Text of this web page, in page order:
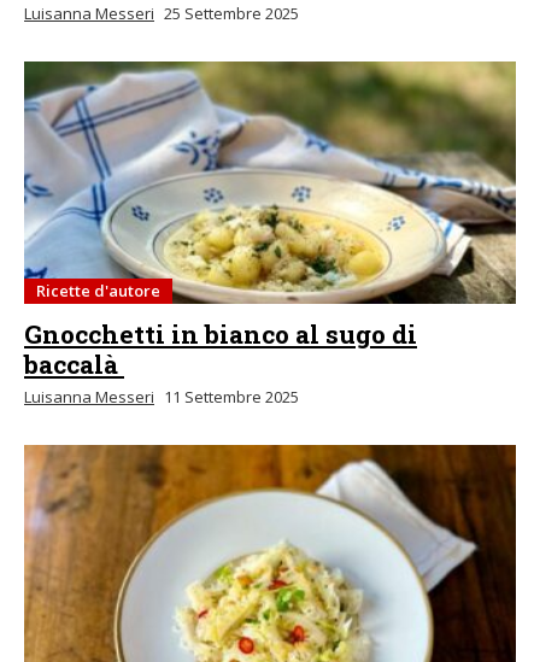
Luisanna Messeri 25 Settembre 2025
Ricette d'autore
Gnocchetti in bianco al sugo di
baccalà
Luisanna Messeri 11 Settembre 2025